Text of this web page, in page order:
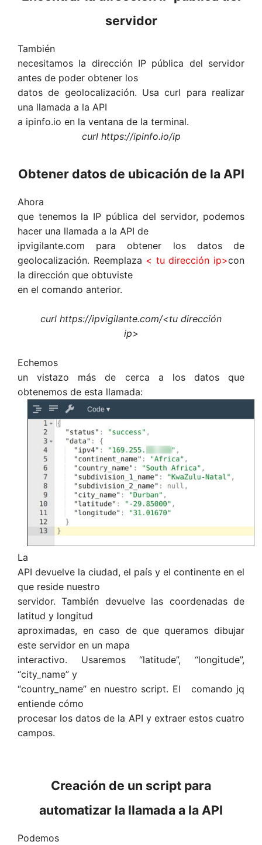
servidor
También
necesitamos la dirección IP pública del servidor
antes de poder obtener los
datos de geolocalización. Usa curl para realizar
una llamada a la API
a ipinfo.io en la ventana de la terminal.
curl https://ipinfo.io/ip
Obtener datos de ubicación de la API
Ahora
que tenemos la IP pública del servidor, podemos
hacer una llamada a la API de
ipvigilante.com para obtener los datos de
geolocalización. Reemplaza < tu dirección ip>con
la dirección que obtuviste
en el comando anterior.
curl https://ipvigilante.com/<tu dirección
ip>
Echemos
un vistazo más de cerca a los datos que
obtenemos de esta llamada:
La
API devuelve la ciudad, el país y el continente en el
que reside nuestro
servidor. También devuelve las coordenadas de
latitud y longitud
aproximadas, en caso de que queramos dibujar
este servidor en un mapa
interactivo. Usaremos “latitude”, “longitude”,
“city_name” y
“country_name” en nuestro script. El comando jq
entiende cómo
procesar los datos de la API y extraer estos cuatro
campos.
Creación de un script para
automatizar la llamada a la API
Podemos